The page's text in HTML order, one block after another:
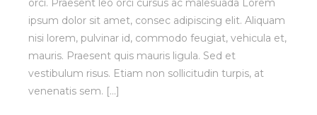
orci. Praesent leo orci cursus ac malesuada Lorem
ipsum dolor sit amet, consec adipiscing elit. Aliquam
nisi lorem, pulvinar id, commodo feugiat, vehicula et,
mauris. Praesent quis mauris ligula. Sed et
vestibulum risus. Etiam non sollicitudin turpis, at
venenatis sem. [...]